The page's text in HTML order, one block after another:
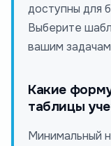
доступны для
Выберите
вашим
Какие
таблицы
Минимальный